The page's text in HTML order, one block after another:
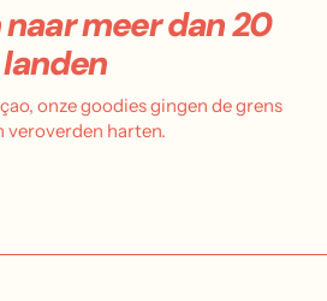
meer dan 20
landen
onze goodies gingen de grens
veroverden harten.